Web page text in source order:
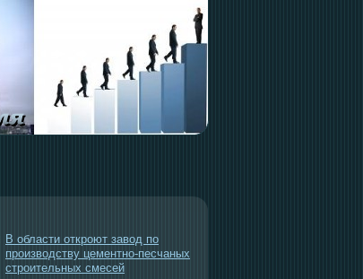
В области откроют завод по
производству цементно-песчаных
строительных смесей